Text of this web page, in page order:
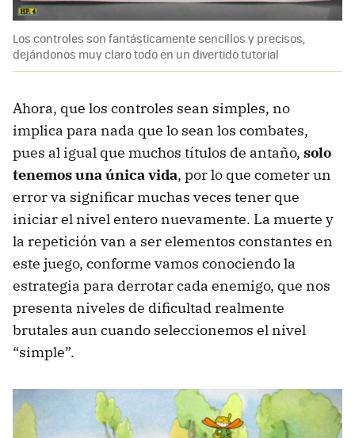
Los controles son fantásticamente sencillos y precisos,
dejándonos muy claro todo en un divertido tutorial
Ahora, que los controles sean simples, no
implica para nada que lo sean los combates,
pues al igual que muchos títulos de antaño, solo
tenemos una única vida, por lo que cometer un
error va significar muchas veces tener que
iniciar el nivel entero nuevamente. La muerte y
la repetición van a ser elementos constantes en
este juego, conforme vamos conociendo la
estrategia para derrotar cada enemigo, que nos
presenta niveles de dificultad realmente
brutales aun cuando seleccionemos el nivel
“simple”.